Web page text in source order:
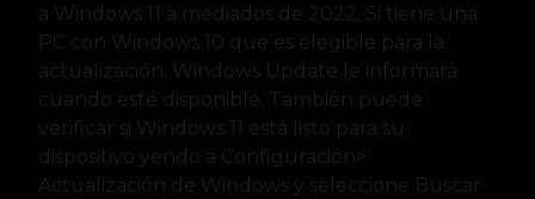
a Windows 11 a mediados de 2022. Si tiene una
PC con Windows 10 que es elegible para la
actualización, Windows Update le informará
cuando esté disponible. También puede
verificar si Windows 11 está listo para su
dispositivo yendo a Configuración>
Actualización de Windows y seleccione Buscar